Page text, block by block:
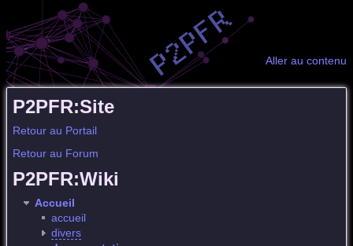
Aller au contenu
P2PFR:Site
Retour au Portail
Retour au Forum
P2PFR:Wiki
Accueil
accueil
divers